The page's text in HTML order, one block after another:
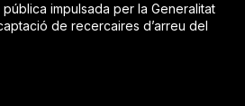
pública impulsada per la Generalitat
de recercaires d’arreu del